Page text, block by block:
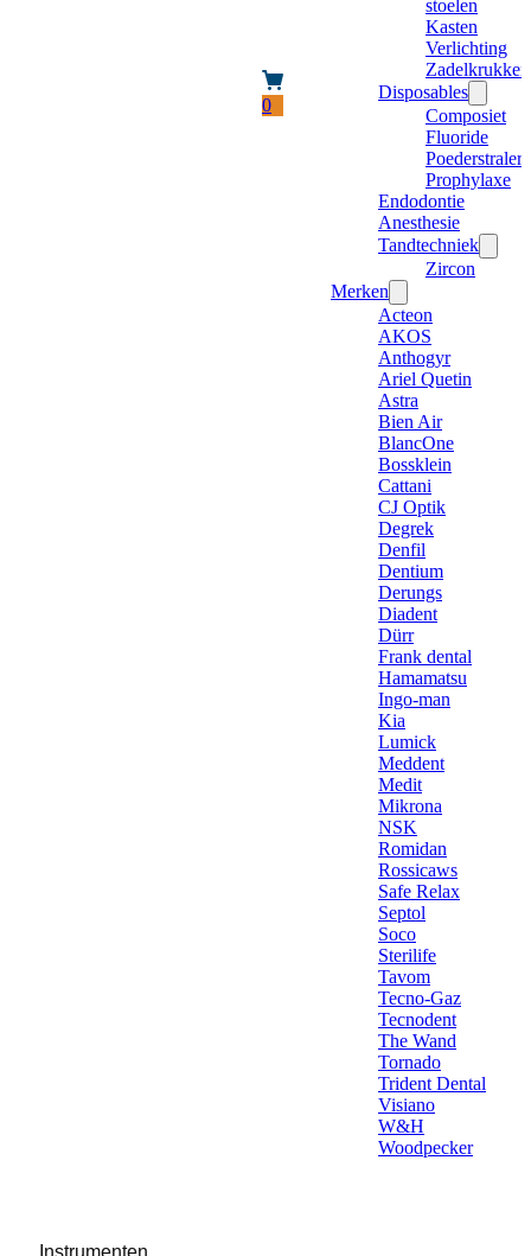
0
stoelen
Kasten
Verlichting
Zadelkrukken
Disposables
Composiet
Fluoride
Poederstraler
Prophylaxe
Endodontie
Anesthesie
Tandtechniek
Zircon
Merken
Acteon
AKOS
Anthogyr
Ariel Quetin
Astra
Bien Air
BlancOne
Bossklein
Cattani
CJ Optik
Degrek
Denfil
Dentium
Derungs
Diadent
Dürr
Frank dental
Hamamatsu
Ingo-man
Kia
Lumick
Meddent
Medit
Mikrona
NSK
Romidan
Rossicaws
Safe Relax
Septol
Soco
Sterilife
Tavom
Tecno-Gaz
Tecnodent
The Wand
Tornado
Trident Dental
Visiano
W&H
Woodpecker
Instrumenten